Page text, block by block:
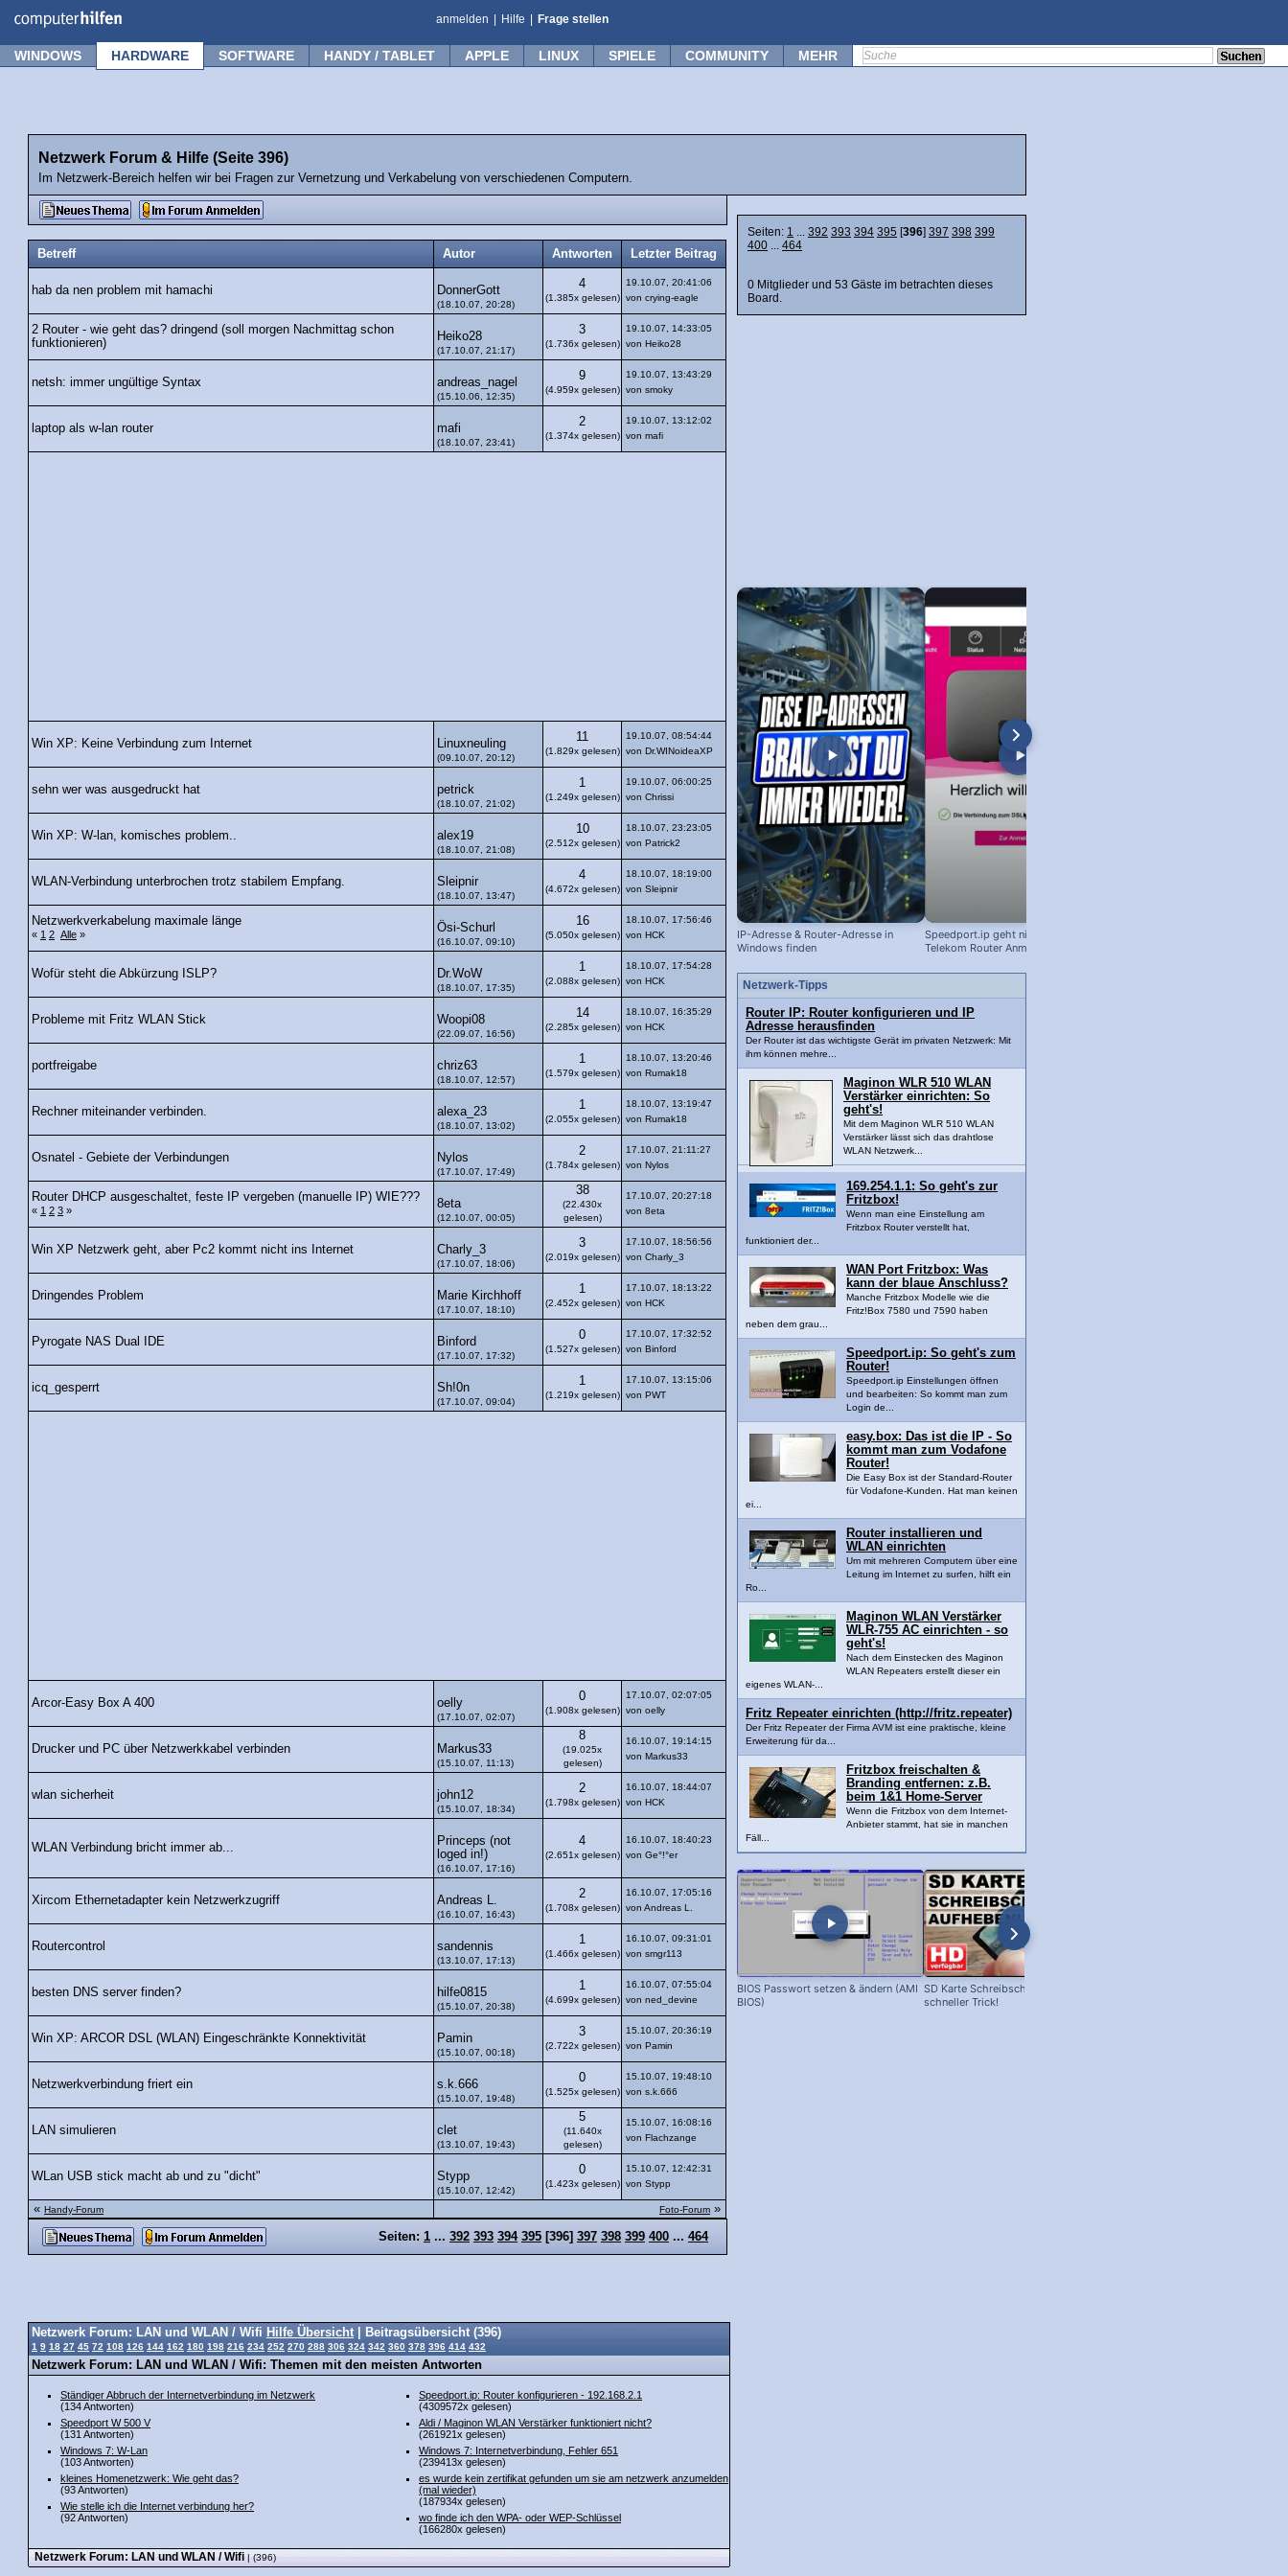
anmelden Hilfe Frage stellen
WINDOWS HARDWARE SOFTWARE HANDY / TABLET APPLE LINUX SPIELE COMMUNITY MEHR
Netzwerk Forum & Hilfe (Seite 396)
Im Netzwerk-Bereich helfen wir bei Fragen zur Vernetzung und Verkabelung von verschiedenen Computern.
Betreff Autor Antworten Letzter Beitrag
hab da nen problem mit hamachi DonnerGott
(18.10.07, 20:28)
4
(1.385x gelesen)
19.10.07, 20:41:06
von crying-eagle
2 Router - wie geht das? dringend (soll morgen Nachmittag schon
funktionieren)
Heiko28
(17.10.07, 21:17)
3
(1.736x gelesen)
19.10.07, 14:33:05
von Heiko28
netsh: immer ungültige Syntax andreas_nagel
(15.10.06, 12:35)
9
(4.959x gelesen)
19.10.07, 13:43:29
von smoky
laptop als w-lan router mafi
(18.10.07, 23:41)
2
(1.374x gelesen)
19.10.07, 13:12:02
von mafi
Win XP: Keine Verbindung zum Internet Linuxneuling
(09.10.07, 20:12)
11
(1.829x gelesen)
19.10.07, 08:54:44
von Dr.WINoideaXP
sehn wer was ausgedruckt hat petrick
(18.10.07, 21:02)
1
(1.249x gelesen)
19.10.07, 06:00:25
von Chrissi
Win XP: W-lan, komisches problem.. alex19
(18.10.07, 21:08)
10
(2.512x gelesen)
18.10.07, 23:23:05
von Patrick2
WLAN-Verbindung unterbrochen trotz stabilem Empfang. Sleipnir
(18.10.07, 13:47)
4
(4.672x gelesen)
18.10.07, 18:19:00
von Sleipnir
Netzwerkverkabelung maximale länge
« 1 2 Alle »
Ösi-Schurl
(16.10.07, 09:10)
16
(5.050x gelesen)
18.10.07, 17:56:46
von HCK
Wofür steht die Abkürzung ISLP? Dr.WoW
(18.10.07, 17:35)
1
(2.088x gelesen)
18.10.07, 17:54:28
von HCK
Probleme mit Fritz WLAN Stick Woopi08
(22.09.07, 16:56)
14
(2.285x gelesen)
18.10.07, 16:35:29
von HCK
portfreigabe chriz63
(18.10.07, 12:57)
1
(1.579x gelesen)
18.10.07, 13:20:46
von Rumak18
Rechner miteinander verbinden. alexa_23
(18.10.07, 13:02)
1
(2.055x gelesen)
18.10.07, 13:19:47
von Rumak18
Osnatel - Gebiete der Verbindungen Nylos
(17.10.07, 17:49)
2
(1.784x gelesen)
17.10.07, 21:11:27
von Nylos
Router DHCP ausgeschaltet, feste IP vergeben (manuelle IP) WIE???
« 1 2 3 »
8eta
(12.10.07, 00:05)
38
(22.430x
gelesen)
17.10.07, 20:27:18
von 8eta
Win XP Netzwerk geht, aber Pc2 kommt nicht ins Internet Charly_3
(17.10.07, 18:06)
3
(2.019x gelesen)
17.10.07, 18:56:56
von Charly_3
Dringendes Problem Marie Kirchhoff
(17.10.07, 18:10)
1
(2.452x gelesen)
17.10.07, 18:13:22
von HCK
Pyrogate NAS Dual IDE Binford
(17.10.07, 17:32)
0
(1.527x gelesen)
17.10.07, 17:32:52
von Binford
icq_gesperrt Sh!0n
(17.10.07, 09:04)
1
(1.219x gelesen)
17.10.07, 13:15:06
von PWT
Arcor-Easy Box A 400 oelly
(17.10.07, 02:07)
0
(1.908x gelesen)
17.10.07, 02:07:05
von oelly
Drucker und PC über Netzwerkkabel verbinden Markus33
(15.10.07, 11:13)
8
(19.025x
gelesen)
16.10.07, 19:14:15
von Markus33
wlan sicherheit john12
(15.10.07, 18:34)
2
(1.798x gelesen)
16.10.07, 18:44:07
von HCK
WLAN Verbindung bricht immer ab...
Princeps (not
loged in!)
(16.10.07, 17:16)
4
(2.651x gelesen)
16.10.07, 18:40:23
von Ge°!°er
Xircom Ethernetadapter kein Netzwerkzugriff Andreas L.
(16.10.07, 16:43)
2
(1.708x gelesen)
16.10.07, 17:05:16
von Andreas L.
Routercontrol sandennis
(13.10.07, 17:13)
1
(1.466x gelesen)
16.10.07, 09:31:01
von smgr113
besten DNS server finden? hilfe0815
(15.10.07, 20:38)
1
(4.699x gelesen)
16.10.07, 07:55:04
von ned_devine
Win XP: ARCOR DSL (WLAN) Eingeschränkte Konnektivität Pamin
(15.10.07, 00:18)
3
(2.722x gelesen)
15.10.07, 20:36:19
von Pamin
Netzwerkverbindung friert ein s.k.666
(15.10.07, 19:48)
0
(1.525x gelesen)
15.10.07, 19:48:10
von s.k.666
LAN simulieren clet
(13.10.07, 19:43)
5
(11.640x
gelesen)
15.10.07, 16:08:16
von Flachzange
WLan USB stick macht ab und zu "dicht" Stypp
(15.10.07, 12:42)
0
(1.423x gelesen)
15.10.07, 12:42:31
von Stypp
«Handy-Forum Foto-Forum»
Seiten: 1 ... 392 393 394 395 [396] 397 398 399
400 ... 464
0 Mitglieder und 53 Gäste im betrachten dieses
Board.
IP-Adresse & Router-Adresse in
Windows finden
Speedport.ip geht nicht: Hilfe bei der
Telekom Router Anmeldung
Netzwerk-Tipps
Router IP: Router konfigurieren und IP
Adresse herausfinden
Der Router ist das wichtigste Gerät im privaten Netzwerk: Mit
ihm können mehre...
Maginon WLR 510 WLAN
Verstärker einrichten: So
geht's!
Mit dem Maginon WLR 510 WLAN
Verstärker lässt sich das drahtlose
WLAN Netzwerk...
169.254.1.1: So geht's zur
Fritzbox!
Wenn man eine Einstellung am
Fritzbox Router verstellt hat,
funktioniert der...
WAN Port Fritzbox: Was
kann der blaue Anschluss?
Manche Fritzbox Modelle wie die
Fritz!Box 7580 und 7590 haben
neben dem grau...
Speedport.ip: So geht's zum
Router!
Speedport.ip Einstellungen öffnen
und bearbeiten: So kommt man zum
Login de...
easy.box: Das ist die IP - So
kommt man zum Vodafone
Router!
Die Easy Box ist der Standard-Router
für Vodafone-Kunden. Hat man keinen
ei...
Router installieren und
WLAN einrichten
Um mit mehreren Computern über eine
Leitung im Internet zu surfen, hilft ein
Ro...
Maginon WLAN Verstärker
WLR-755 AC einrichten - so
geht's!
Nach dem Einstecken des Maginon
WLAN Repeaters erstellt dieser ein
eigenes WLAN-...
Fritz Repeater einrichten (http://fritz.repeater)
Der Fritz Repeater der Firma AVM ist eine praktische, kleine
Erweiterung für da...
Fritzbox freischalten &
Branding entfernen: z.B.
beim 1&1 Home-Server
Wenn die Fritzbox von dem Internet-
Anbieter stammt, hat sie in manchen
Fäll...
BIOS Passwort setzen & ändern (AMI
BIOS)
SD Karte Schreibschutz aufheben -
schneller Trick!
Seiten: 1 ... 392 393 394 395 [396] 397 398 399 400 ... 464
Netzwerk Forum: LAN und WLAN / Wifi Hilfe Übersicht | Beitragsübersicht (396)
1 9 18 27 45 72 108 126 144 162 180 198 216 234 252 270 288 306 324 342 360 378 396 414 432
Netzwerk Forum: LAN und WLAN / Wifi: Themen mit den meisten Antworten
Ständiger Abbruch der Internetverbindung im Netzwerk
(134 Antworten)
Speedport W 500 V
(131 Antworten)
Windows 7: W-Lan
(103 Antworten)
kleines Homenetzwerk: Wie geht das?
(93 Antworten)
Wie stelle ich die Internet verbindung her?
(92 Antworten)
Speedport.ip: Router konfigurieren - 192.168.2.1
(4309572x gelesen)
Aldi / Maginon WLAN Verstärker funktioniert nicht?
(261921x gelesen)
Windows 7: Internetverbindung, Fehler 651
(239413x gelesen)
es wurde kein zertifikat gefunden um sie am netzwerk anzumelden
(mal wieder)
(187934x gelesen)
wo finde ich den WPA- oder WEP-Schlüssel
(166280x gelesen)
Netzwerk Forum: LAN und WLAN / Wifi | (396)